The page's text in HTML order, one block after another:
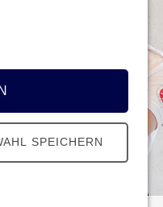
SPEICHERN